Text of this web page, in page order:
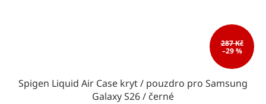
287 Kč
–29 %
Spigen Liquid Air Case kryt / pouzdro pro Samsung
Galaxy S26 / černé